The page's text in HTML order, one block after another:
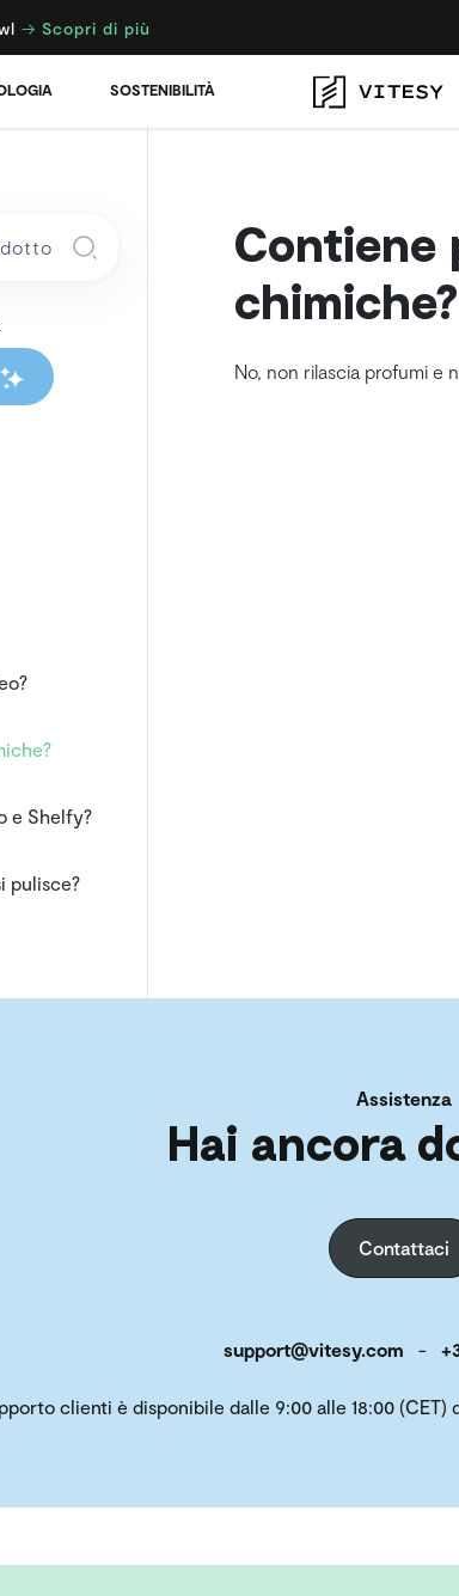
→ Scopri di più
SOSTENIBILITÀ
e Shelfy?
pulisce?
Contiene
chimiche?
No, non rilascia profumi e
Assistenza
Hai ancora
Contattaci
support@vitesy.com -
clienti è disponibile dalle 9:00 alle 18:00